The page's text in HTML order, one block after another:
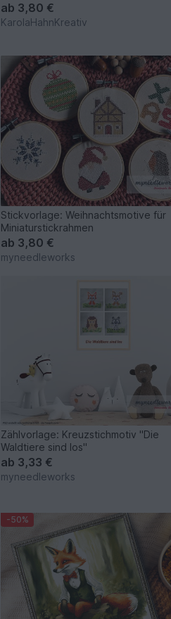
ab 3,80 €
KarolaHahnKreativ
Stickvorlage: Weihnachtsmotive für
Miniaturstickrahmen
ab 3,80 €
myneedleworks
Zählvorlage: Kreuzstichmotiv "Die
Waldtiere sind los"
ab 3,33 €
myneedleworks
-50%